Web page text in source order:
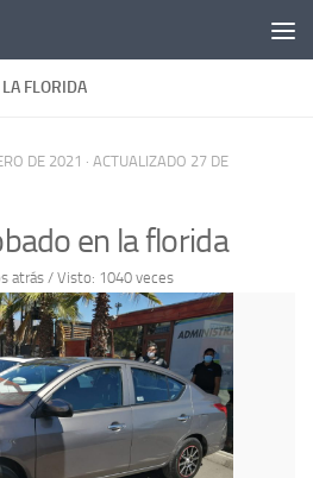
FLORIDA
DE 2021 · ACTUALIZADO 27 DE
en la florida
atrás / Visto: 1040 veces